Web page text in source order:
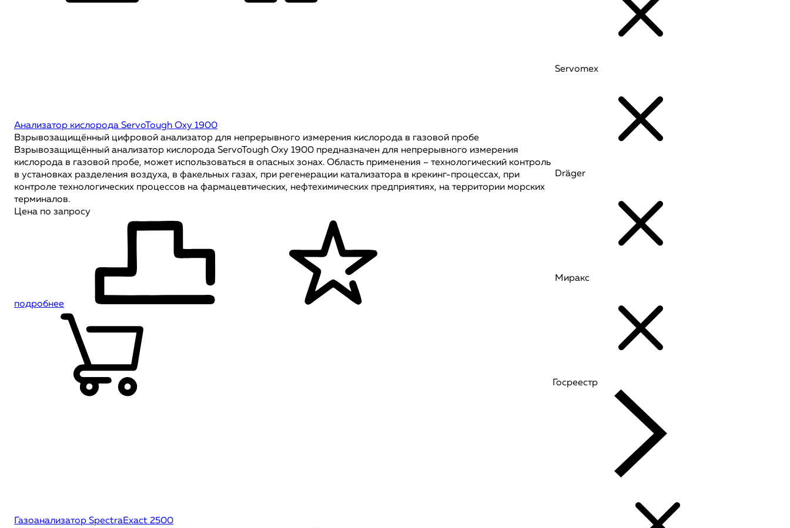
Анализатор кислорода ServoTough Oxy 1900
Взрывозащищённый цифровой анализатор для непрерывного измерения кислорода в газовой пробе
Взрывозащищённый анализатор кислорода ServoTough Oxy 1900 предназначен для непрерывного измерения
кислорода в газовой пробе, может использоваться в опасных зонах. Область применения – технологический контроль
в установках разделения воздуха, в факельных газах, при регенерации катализатора в крекинг-процессах, при
контроле технологических процессов на фармацевтических, нефтехимических предприятиях, на территории морских
терминалов.
Цена по запросу
подробнее
Газоанализатор SpectraExact 2500
Servomex
Dräger
Миракс
Госреестр